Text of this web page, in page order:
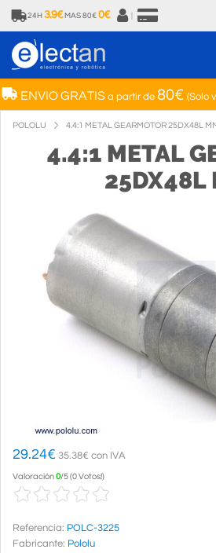
24H 3.9€ MAS 80€ 0€
ENVIO GRATISa partir de 80€ (Solo
POLOLU 4.4:1 METAL GEARMOTOR 25DX48L
4.4:1 METAL
25DX48L
29.24€ 35.38€ con IVA
Valoración0/5(0 Votos!)
Referencia: POLC-3225
Fabricante: Pololu